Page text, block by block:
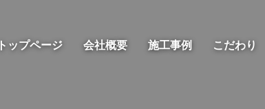
トップページ 会社概要 施工事例 こだわり